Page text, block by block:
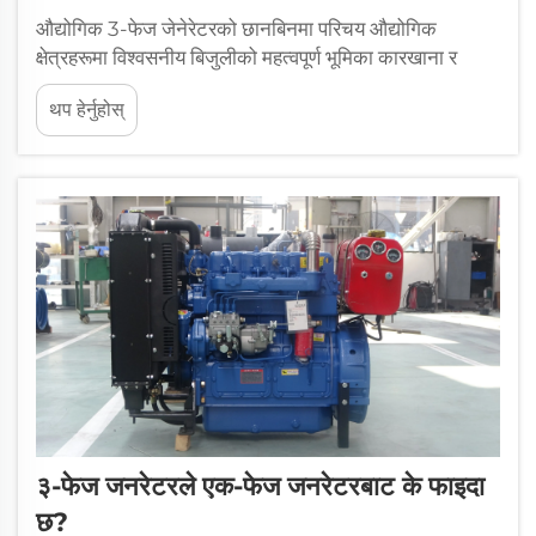
औद्योगिक 3-फेज जेनेरेटरको छानबिनमा परिचय औद्योगिक
क्षेत्रहरूमा विश्वसनीय बिजुलीको महत्वपूर्ण भूमिका कारखाना र
संयन्त्रहरूका लागि विश्वसनीय बिजुली हुनु न केवल महत्वपूर्ण हो, बरु
यसको अत्यन्तै आवश्यकता हुन्छ, किनकि यसले प्रत्येक...
थप हेर्नुहोस्
३-फेज जनरेटरले एक-फेज जनरेटरबाट के फाइदा
छ?